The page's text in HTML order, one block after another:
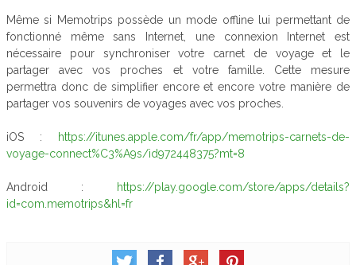
Même si Memotrips possède un mode offline lui permettant de
fonctionné même sans Internet, une connexion Internet est
nécessaire pour synchroniser votre carnet de voyage et le
partager avec vos proches et votre famille. Cette mesure
permettra donc de simplifier encore et encore votre manière de
partager vos souvenirs de voyages avec vos proches.
iOS :
https://itunes.apple.com/fr/app/memotrips-carnets-de-
voyage-connect%C3%A9s/id972448375?mt=8
Android :
https://play.google.com/store/apps/details?
id=com.memotrips&hl=fr